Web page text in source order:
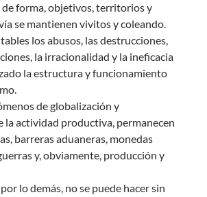
forma, objetivos, territorios y
se mantienen vivitos y coleando.
los abusos, las destrucciones,
la irracionalidad y la ineficacia
la estructura y funcionamiento
de globalización y
la actividad productiva, permanecen
barreras aduaneras, monedas
y, obviamente, producción y
lo demás, no se puede hacer sin